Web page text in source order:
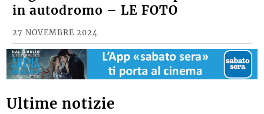
in autodromo – LE FOTO
27 NOVEMBRE 2024
Ultime notizie